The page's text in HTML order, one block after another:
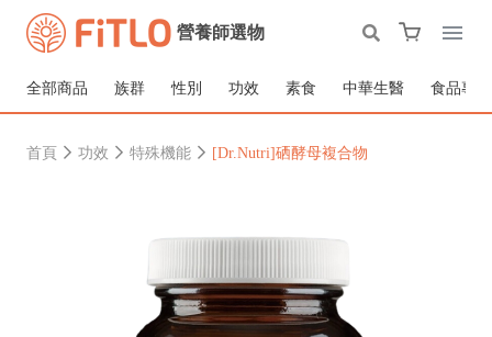
營養師選物
全部商品 族群 性別 功效 素食 中華生醫 食品專區
首頁 功效 特殊機能 [Dr.Nutri]硒酵母複合物